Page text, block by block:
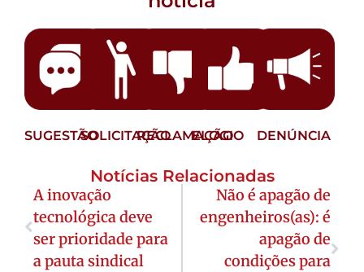
SUGESTÃOSOLICITAÇÃORECLAMAÇÃO
ELOGIO DENÚNCIA
Notícias Relacionadas
A inovação
tecnológica deve
ser prioridade para
a pauta sindical
Não é apagão de
engenheiros(as): é
apagão de
condições para